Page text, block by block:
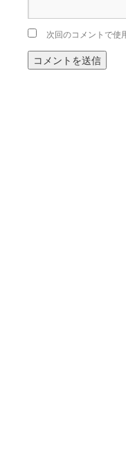
次回のコメントで使